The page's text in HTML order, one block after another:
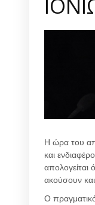
Η ώρα του
και
απολογείται
ακούσουν
Ο